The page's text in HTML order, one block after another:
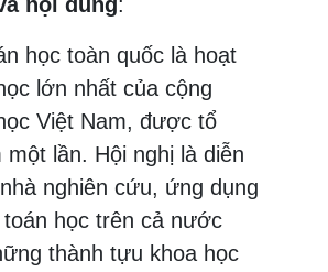
học toàn quốc là hoạt
lớn nhất của cộng
Việt Nam, được tổ
lần. Hội nghị là diễn
nghiên cứu, ứng dụng
toán học trên cả nước
thành tựu khoa học